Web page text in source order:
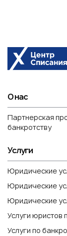
О нас
Партнерская
банкротству
Услуги
Юридические
Юридические
Юридические
Услуги юристов
Услуги по